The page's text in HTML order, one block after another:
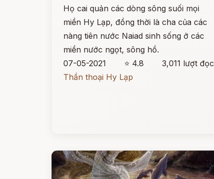
Họ cai quản các dòng sông suối mọi
miền Hy Lạp, đồng thời là cha của các
nàng tiên nước Naiad sinh sống ở các
miền nước ngọt, sông hồ.
07-05-2021
⭐ 4.8
3,011 lượt đọc
Thần thoại Hy Lạp